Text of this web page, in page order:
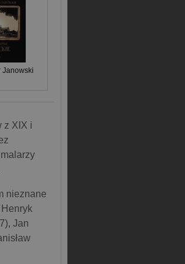
Janowski
z XIX i
nieznane
Jan